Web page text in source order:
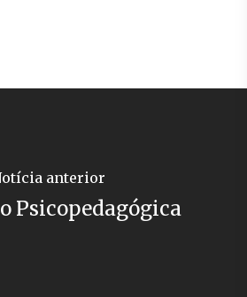
anterior
Psicopedagógica